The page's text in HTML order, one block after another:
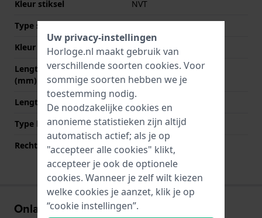
Kleur stiksel
NVT
Type sluiting
Kleur sluiting
Roségoud
Lengte band op 12 uur
(mm)
70 mm
Lengte band op 6 uur (mm)
110 mm
Type bevestiging
Schroef
Rechte bandaanzet
Nee
Onlangs bekeken
Uw privacy-instellingen
Horloge.nl maakt gebruik van
verschillende soorten cookies. Voor
sommige soorten hebben we je
toestemming nodig.
De noodzakelijke cookies en
anonieme statistieken zijn altijd
automatisch actief; als je op
"accepteer alle cookies" klikt,
accepteer je ook de optionele
cookies. Wanneer je zelf wilt kiezen
welke cookies je aanzet, klik je op
“cookie instellingen”.